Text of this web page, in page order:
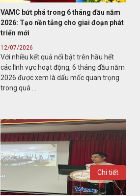
VAMC bứt phá trong 6 tháng đầu năm
2026: Tạo nền tảng cho giai đoạn phát
triển mới
12/07/2026
Với nhiều kết quả nổi bật trên hầu hết
các lĩnh vực hoạt động, 6 tháng đầu năm
2026 được xem là dấu mốc quan trọng
trong quá ...
Chi tiết